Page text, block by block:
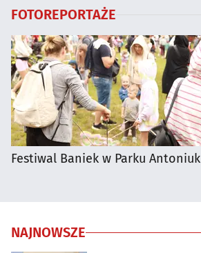
FOTOREPORTAŻE
Festiwal Baniek w Parku Antoniuk
NAJNOWSZE